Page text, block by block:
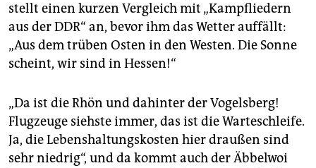
stellt einen kurzen Vergleich mit „Kampfliedern
aus der DDR“ an, bevor ihm das Wetter auffällt:
„Aus dem trüben Osten in den Westen. Die Sonne
scheint, wir sind in Hessen!“
„Da ist die Rhön und dahinter der Vogelsberg!
Flugzeuge siehste immer, das ist die Warteschleife.
Ja, die Lebenshaltungskosten hier draußen sind
sehr niedrig“, und da kommt auch der Äbbelwoi